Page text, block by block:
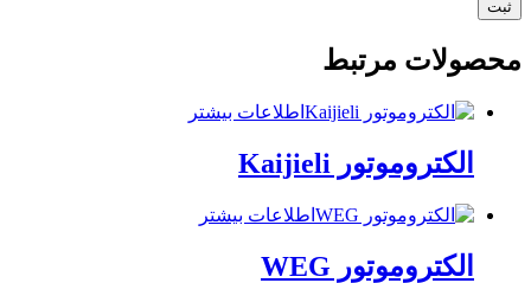
محصولات مرتبط
اطلاعات بیشتر
الکتروموتور Kaijieli
اطلاعات بیشتر
الکتروموتور WEG